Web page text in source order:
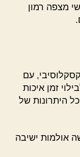
מצפה רמון
עם
זמן איכות
היתרונות של
אולמות ישיבה